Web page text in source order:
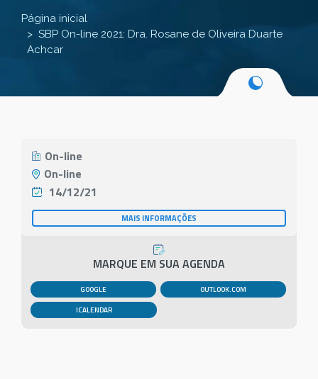
Página inicial
SBP On-line 2021: Dra. Rosane de Oliveira Duarte
Achcar
On-line
On-line
14/12/21
MAIS INFORMAÇÕES
MARQUE EM SUA AGENDA
GOOGLE OUTLOOK.COM